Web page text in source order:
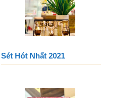
Sét Hót Nhất 2021